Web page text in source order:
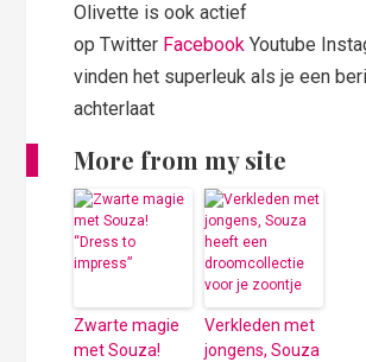
Olivette is ook actief
op Twitter Facebook Youtube
vinden het superleuk als je een
achterlaat
More from my site
Zwarte magie
met Souza!
Verkleden met
jongens, Souza